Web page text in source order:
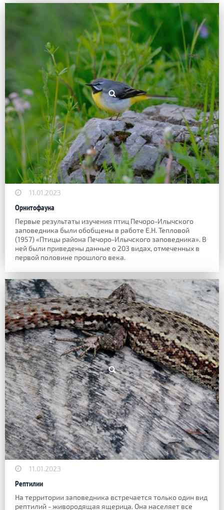
11.01.2023
Орнитофауна
Первые результаты изучения птиц Печоро-Илычского
заповедника были обобщены в работе Е.Н. Тепловой
(1957) «Птицы района Печоро-Илычского заповедника». В
ней были приведены данные о 203 видах, отмеченных в
первой половине прошлого века.
11.01.2023
Рептилии
На территории заповедника встречается только один вид
рептилий - живородящая ящерица. Она населяет все